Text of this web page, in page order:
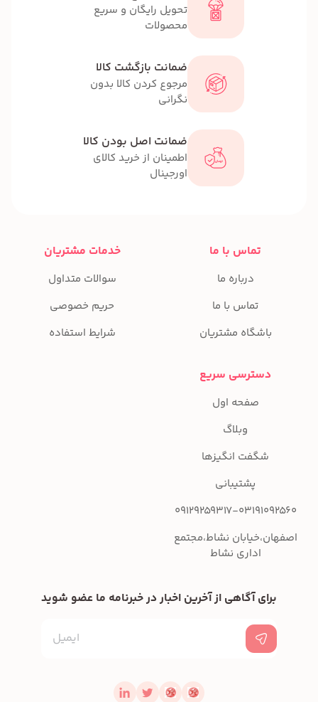
تحویل رایگان و سریع
محصولات
ضمانت بازگشت کالا
مرجوع کردن کالا بدون
نگرانی
ضمانت اصل بودن کالا
اطمینان از خرید کالای
اورجینال
تماس با ما
درباره ما
تماس با ما
باشگاه مشتریان
خدمات مشتریان
سوالات متداول
حریم خصوصی
شرایط استفاده
دسترسی سریع
صفحه اول
وبلاگ
شگفت انگیزها
پشتیبانی
09129259317-03191092560
اصفهان،خیابان نشاط،مجتمع
اداری نشاط
برای آگاهی از آخرین اخبار در خبرنامه ما عضو شوید